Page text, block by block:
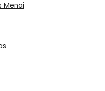
Menai